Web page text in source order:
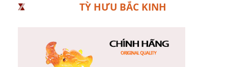
TỲ HƯU BẮC KINH